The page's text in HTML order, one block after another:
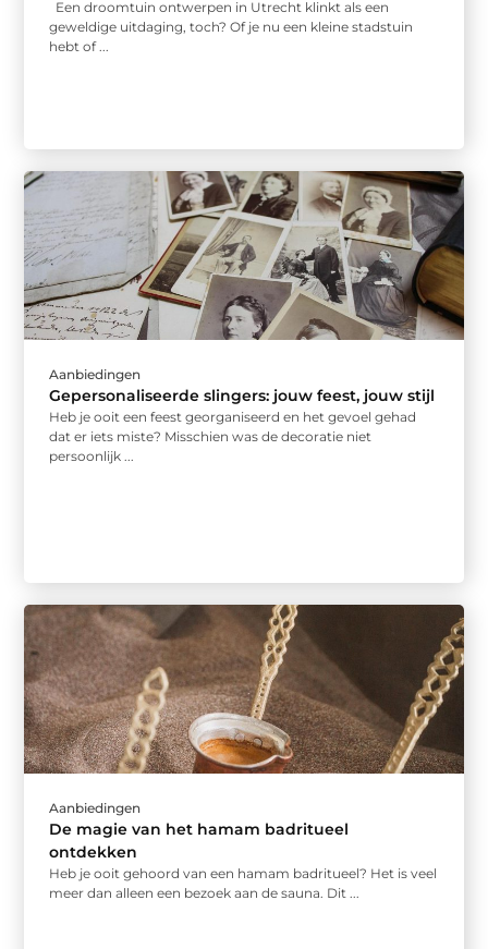
Een droomtuin ontwerpen in Utrecht klinkt als een
geweldige uitdaging, toch? Of je nu een kleine stadstuin
hebt of ...
Aanbiedingen
Gepersonaliseerde slingers: jouw feest, jouw stijl
Heb je ooit een feest georganiseerd en het gevoel gehad
dat er iets miste? Misschien was de decoratie niet
persoonlijk ...
Aanbiedingen
De magie van het hamam badritueel
ontdekken
Heb je ooit gehoord van een hamam badritueel? Het is veel
meer dan alleen een bezoek aan de sauna. Dit ...